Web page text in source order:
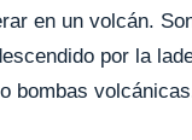
en un volcán.
por la
o bombas